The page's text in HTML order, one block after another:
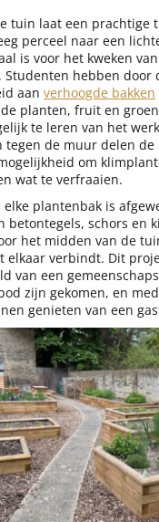
tuin laat een prachtige
perceel naar een
is voor het kweken
Studenten hebben door
aan verhoogde bakken
planten, fruit en
te leren van het
tegen de muur delen
om
wat te verfraaien.
plantenbak is
betontegels, schors en
het midden van de
elkaar verbindt. Dit
van een
zijn gekomen, en
genieten van een